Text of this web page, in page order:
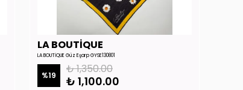
LA BOUTİQUE
LA BOUTİQUE Güz Eşarp GYSE130801
%19 ₺ 1,350.00
₺ 1,100.00